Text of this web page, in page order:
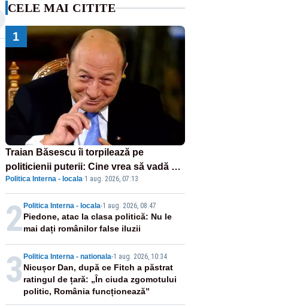
CELE MAI CITITE
1
Traian Băsescu îi torpilează pe
politicienii puterii: Cine vrea să vadă ce
înseamnă să fii prost, se uită la
România
Politica Interna - locala·1 aug. 2026, 07:13
2 Politica Interna - locala-1 aug. 2026, 08:47
Piedone, atac la clasa politică: Nu le
mai dați românilor false iluzii
3 Politica Interna - nationala-1 aug. 2026, 10:34
Nicușor Dan, după ce Fitch a păstrat
ratingul de țară: „În ciuda zgomotului
politic, România funcționează”